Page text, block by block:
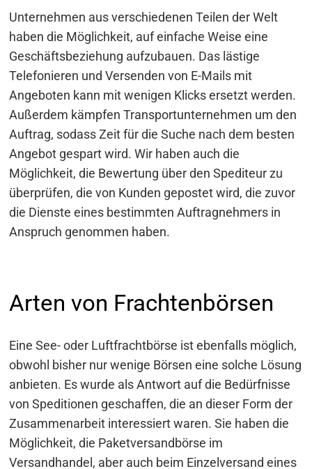
Unternehmen aus verschiedenen Teilen der Welt
haben die Möglichkeit, auf einfache Weise eine
Geschäftsbeziehung aufzubauen. Das lästige
Telefonieren und Versenden von E-Mails mit
Angeboten kann mit wenigen Klicks ersetzt werden.
Außerdem kämpfen Transportunternehmen um den
Auftrag, sodass Zeit für die Suche nach dem besten
Angebot gespart wird. Wir haben auch die
Möglichkeit, die Bewertung über den Spediteur zu
überprüfen, die von Kunden gepostet wird, die zuvor
die Dienste eines bestimmten Auftragnehmers in
Anspruch genommen haben.
Arten von Frachtenbörsen
Eine See- oder Luftfrachtbörse ist ebenfalls möglich,
obwohl bisher nur wenige Börsen eine solche Lösung
anbieten. Es wurde als Antwort auf die Bedürfnisse
von Speditionen geschaffen, die an dieser Form der
Zusammenarbeit interessiert waren. Sie haben die
Möglichkeit, die Paketversandbörse im
Versandhandel, aber auch beim Einzelversand eines